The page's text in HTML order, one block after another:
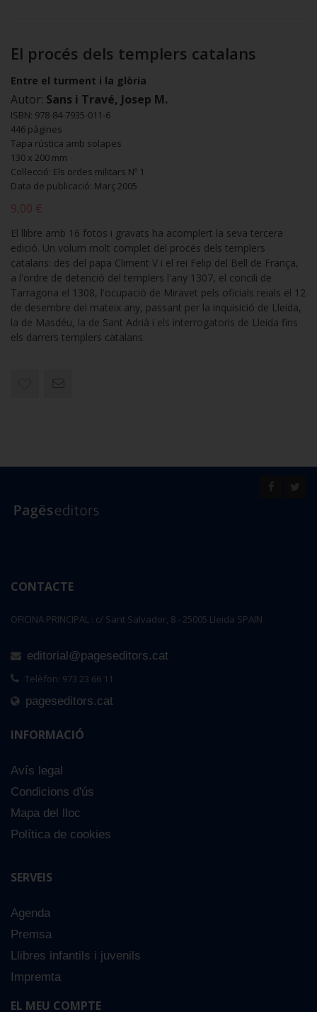
El procés dels templers catalans
Entre el turment i la glòria
Autor: Sans i Travé, Josep M.
ISBN: 978-84-7935-011-6
446 pàgines
Tapa rústica amb solapes
130 x 200 mm
Col·lecció: Els ordes militars Nº 1
Data de publicació: Març 2005
9,00 €
El llibre amb 16 fotos i gravats ha acomplert la seva tercera
edició. Un volum molt complet del procés dels templers
catalans: des del papa Climent V i el rei Felip del Bell de França,
a l'ordre de detenció del templers l'any 1307, el concili de
Tarragona el 1308, l'ocupació de Miravet pels oficials reials el 12
de desembre del mateix any, passant per la inquisició de Lleida,
la de Masdéu, la de Sant Adrià i els interrogatoris de Lleida fins
els darrers templers catalans.
CONTACTE
OFICINA PRINCIPAL : c/ Sant Salvador, 8 - 25005 Lleida SPAIN
editorial@pageseditors.cat
Telèfon: 973 23 66 11
pageseditors.cat
INFORMACIÓ
Avís legal
Condicions d'ús
Mapa del lloc
Política de cookies
SERVEIS
Agenda
Premsa
Llibres infantils i juvenils
Impremta
EL MEU COMPTE